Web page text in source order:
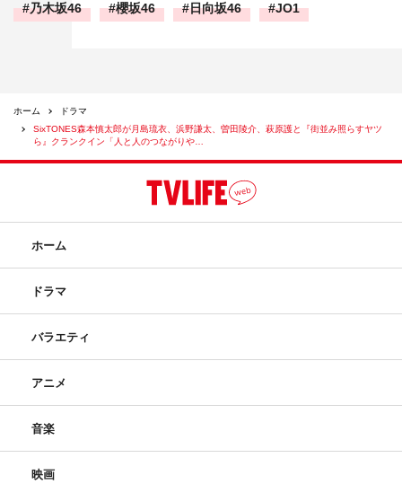
乃木坂46 櫻坂46 日向坂46 JO1
ホーム
ドラマ
SixTONES森本慎太郎が月島琉衣、浜野謙太、曽田陵介、萩原護と『街並み照らすヤツ
ら』クランクイン「人と人のつながりや…
ホーム
ドラマ
バラエティ
アニメ
音楽
映画